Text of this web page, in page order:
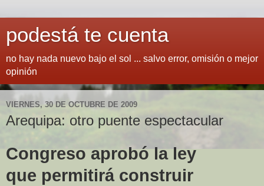
podestá te cuenta
no hay nada nuevo bajo el sol ... salvo error, omisión o mejor
opinión
VIERNES, 30 DE OCTUBRE DE 2009
Arequipa: otro puente espectacular
Congreso aprobó la ley
que permitirá construir